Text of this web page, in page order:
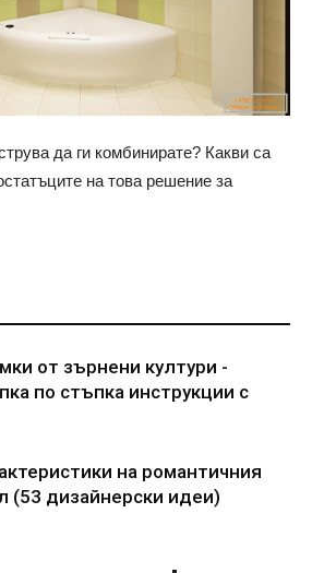
да ги комбинирате? Какви са
на това решение за
от зърнени култури -
по стъпка инструкции с
на романтичния
(53 дизайнерски идеи)